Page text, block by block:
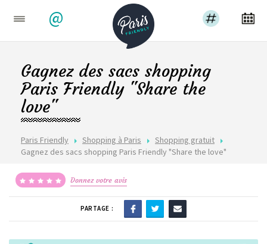
@
Paris Friendly Shopping à Paris
Shopping gratuit
Gagnez des sacs shopping Paris Friendly "Share the love"
Gagnez des sacs shopping
Paris Friendly "Share the
love"
Donnez votre avis
PARTAGE :